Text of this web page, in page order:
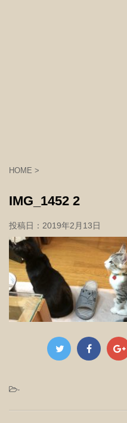
HOME >
IMG_1452 2
投稿日： 2019年2月13日
-